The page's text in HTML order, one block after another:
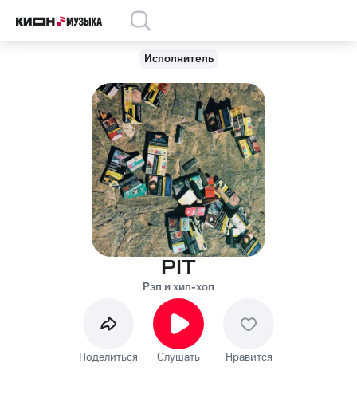
Исполнитель
PIT
Рэп и хип-хоп
Поделиться Слушать Нравится